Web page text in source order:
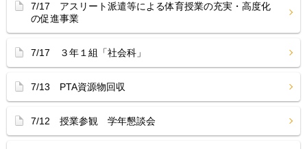
7/17 アスリート派遣等による体育授業の充実・高度化
の促進事業
7/17 ３年１組「社会科」
7/13 PTA資源物回収
7/12 授業参観 学年懇談会